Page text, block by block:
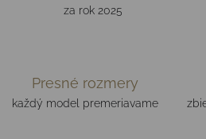
za rok 2025
Presné rozmery
každý model premeriavame